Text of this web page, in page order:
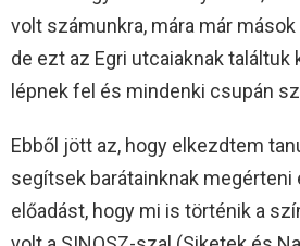
volt számunkra, mára már
de ezt az Egri utcaiaknak
lépnek fel és mindenki csupán
Ebből jött az, hogy elkezdtem
segítsek barátainknak megérteni
előadást, hogy mi is történik a